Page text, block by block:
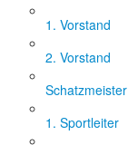
1. Vorstand
2. Vorstand
Schatzmeister
1. Sportleiter